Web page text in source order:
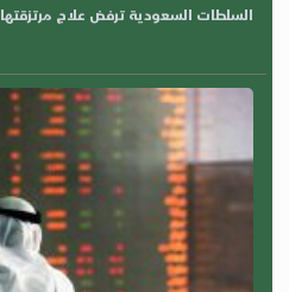
السلطات السعودية ترفض علاج مرتزقتها